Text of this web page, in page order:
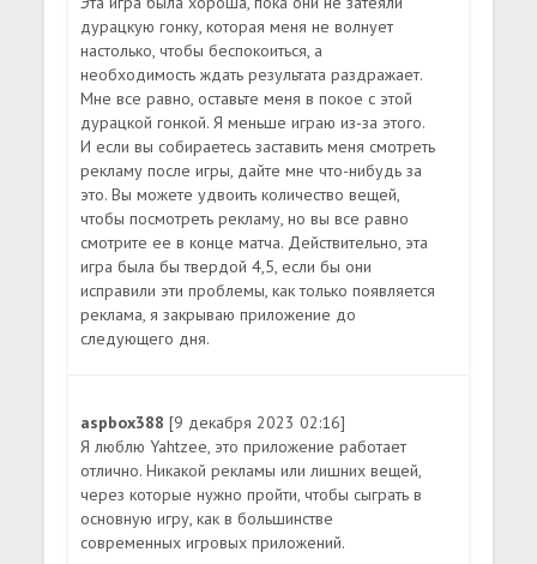
дурацкую гонку, которая меня не волнует
настолько, чтобы беспокоиться, а
необходимость ждать результата раздражает.
Мне все равно, оставьте меня в покое с этой
дурацкой гонкой. Я меньше играю из-за этого.
И если вы собираетесь заставить меня смотреть
рекламу после игры, дайте мне что-нибудь за
это. Вы можете удвоить количество вещей,
чтобы посмотреть рекламу, но вы все равно
смотрите ее в конце матча. Действительно, эта
игра была бы твердой 4,5, если бы они
исправили эти проблемы, как только появляется
реклама, я закрываю приложение до
следующего дня.
aspbox388[9 декабря 2023 02:16]
Я люблю Yahtzee, это приложение работает
отлично. Никакой рекламы или лишних вещей,
через которые нужно пройти, чтобы сыграть в
основную игру, как в большинстве
современных игровых приложений.